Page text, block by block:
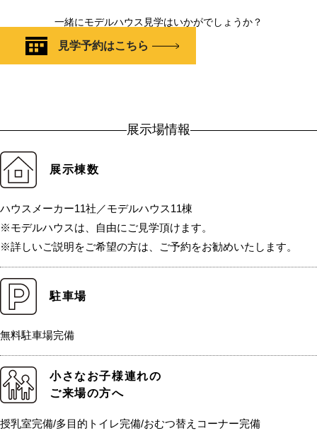
一緒にモデルハウス見学はいかがでしょうか？
見学予約はこちら
展示場情報
展示棟数
ハウスメーカー11社／モデルハウス11棟
※モデルハウスは、自由にご見学頂けます。
※詳しいご説明をご希望の方は、ご予約をお勧めいたします。
駐車場
無料駐車場完備
小さなお子様連れの
ご来場の方へ
授乳室完備/多目的トイレ完備/おむつ替えコーナー完備